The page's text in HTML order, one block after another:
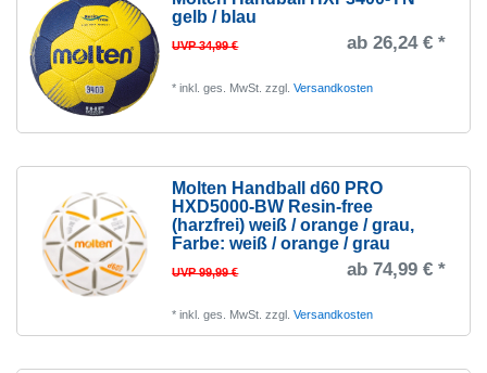
gelb / blau
UVP 34,99 € ab 26,24 € *
*inkl. ges. MwSt. zzgl.Versandkosten
Molten Handball d60 PRO
HXD5000-BW Resin-free
(harzfrei) weiß / orange / grau,
Farbe: weiß / orange / grau
UVP 99,99 € ab 74,99 € *
*inkl. ges. MwSt. zzgl.Versandkosten